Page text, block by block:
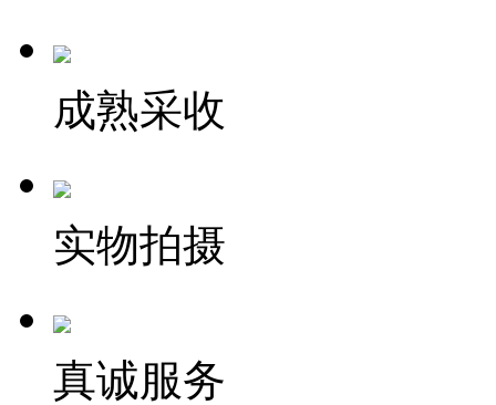
成熟采收
实物拍摄
真诚服务